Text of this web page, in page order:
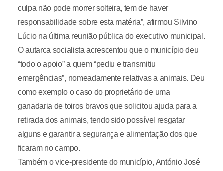
culpa não pode morrer solteira, tem de haver
responsabilidade sobre esta matéria”, afirmou Silvino
Lúcio na última reunião pública do executivo municipal.
O autarca socialista acrescentou que o município deu
“todo o apoio” a quem “pediu e transmitiu
emergências”, nomeadamente relativas a animais. Deu
como exemplo o caso do proprietário de uma
ganadaria de toiros bravos que solicitou ajuda para a
retirada dos animais, tendo sido possível resgatar
alguns e garantir a segurança e alimentação dos que
ficaram no campo.
Também o vice-presidente do município, António José